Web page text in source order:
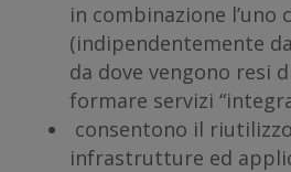
in combinazione l’uno
(indipendentemente
da dove vengono resi
formare servizi
consentono il
infrastrutture ed